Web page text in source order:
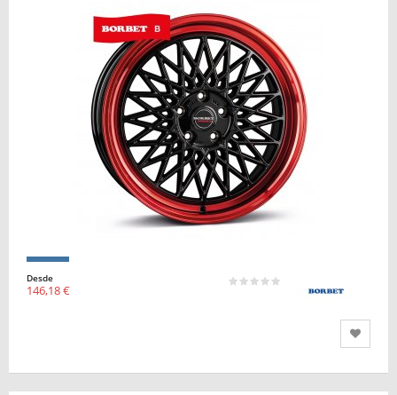
Desde
146,18 €